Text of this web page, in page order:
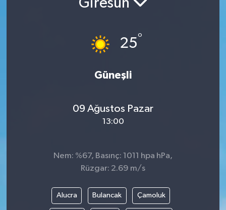
Giresun
25°
Güneşli
09 Ağustos Pazar
13:00
Nem: %67, Basınç: 1011 hpa hPa,
Rüzgar: 2.69 m/s
Alucra Bulancak Çamoluk